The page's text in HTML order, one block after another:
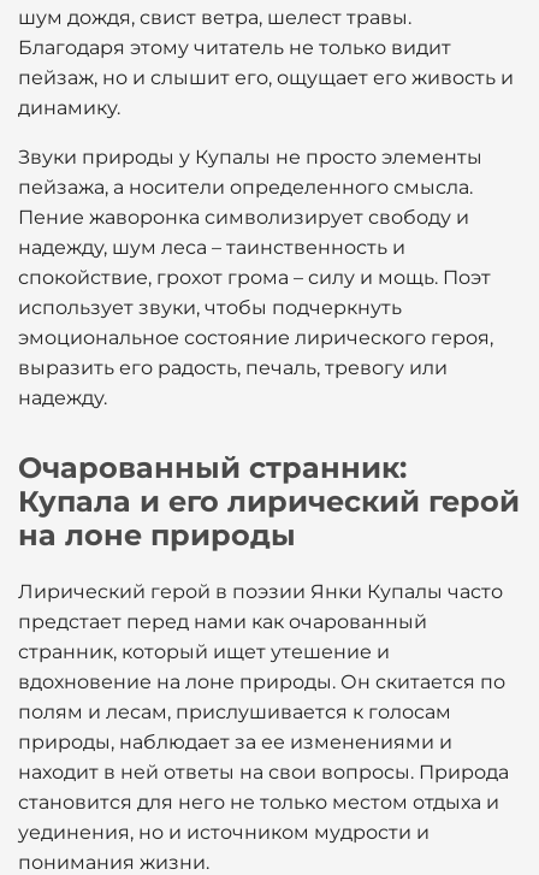
шум дождя, свист ветра, шелест травы.
Благодаря этому читатель не только видит
пейзаж, но и слышит его, ощущает его живость и
динамику.
Звуки природы у Купалы не просто элементы
пейзажа, а носители определенного смысла.
Пение жаворонка символизирует свободу и
надежду, шум леса – таинственность и
спокойствие, грохот грома – силу и мощь. Поэт
использует звуки, чтобы подчеркнуть
эмоциональное состояние лирического героя,
выразить его радость, печаль, тревогу или
надежду.
Очарованный странник:
Купала и его лирический герой
на лоне природы
Лирический герой в поэзии Янки Купалы часто
предстает перед нами как очарованный
странник, который ищет утешение и
вдохновение на лоне природы. Он скитается по
полям и лесам, прислушивается к голосам
природы, наблюдает за ее изменениями и
находит в ней ответы на свои вопросы. Природа
становится для него не только местом отдыха и
уединения, но и источником мудрости и
понимания жизни.